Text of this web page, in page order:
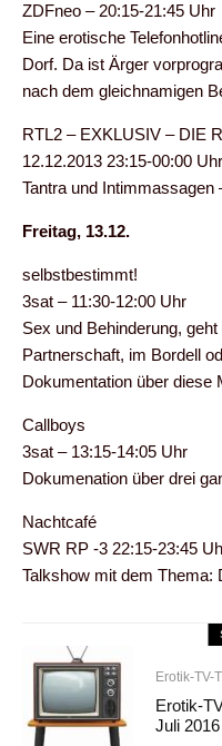
ZDFneo – 20:15-21:45 Uhr
Eine erotische
Dorf. Da ist Ärger
nach dem gleichnamigen
RTL2 – EXKLUSIV – DIE
12.12.2013 23:15-00:00 Uhr
Tantra und Intimmassagen
Freitag, 13.12.
selbstbestimmt!
3sat – 11:30-12:00 Uhr
Sex und Behinderung,
Partnerschaft, im Bordell
Dokumentation über diese
Callboys
3sat – 13:15-14:05 Uhr
Dokumenation über drei
Nachtcafé
SWR RP -3 22:15-23:45
Talkshow mit dem Thema:
Erotik-TV-
Erotik-
Juli 2016